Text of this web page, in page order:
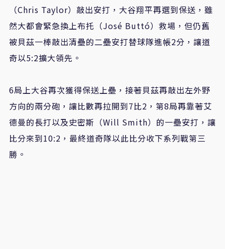
（Chris Taylor）敲出安打，大谷翔平再選到保送，雖
然大都會緊急換上布托（José Buttó）救場，但仍舊
被貝茲一棒敲出清壘的二壘安打替球隊進帳2分，讓道
奇以5:2擴大領先。
6局上大谷再次獲得保送上壘，接著貝茲再敲出左外野
方向的兩分砲，讓比數再拉開到7比2，第8局再靠著艾
德曼的長打以及史密斯（Will Smith）的一壘安打，讓
比分來到10:2，最終道奇隊以此比分收下系列戰第三
勝。